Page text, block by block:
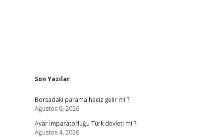
Sidebar
Son Yazılar
Borsadaki parama haciz gelir mi ?
Ağustos 6, 2026
Avar İmparatorluğu Türk devleti mi ?
Ağustos 4, 2026